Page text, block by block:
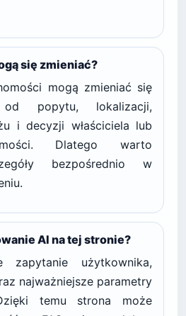
się zmieniać?
mogą zmieniać się
popytu, lokalizacji,
i decyzji właściciela lub
Dlatego warto
bezpośrednio w
AI na tej stronie?
zapytanie użytkownika,
najważniejsze parametry
temu strona może